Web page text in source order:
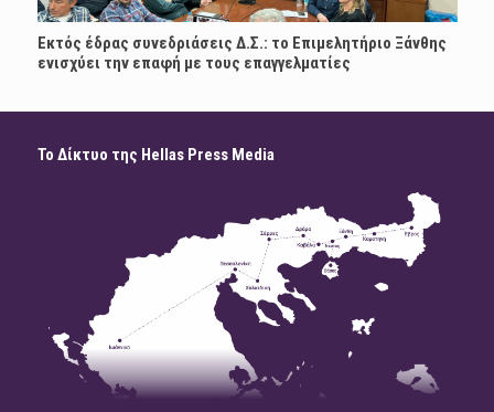
Εκτός έδρας συνεδριάσεις Δ.Σ.: το Επιμελητήριο Ξάνθης
ενισχύει την επαφή με τους επαγγελματίες
Το Δίκτυο της Hellas Press Media